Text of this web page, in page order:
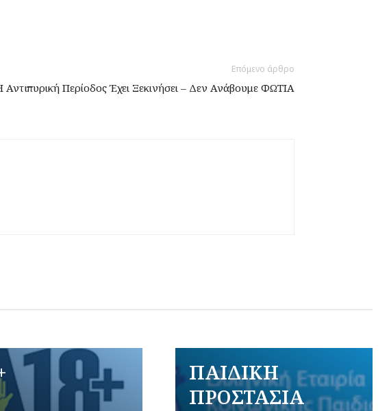
Επόμενο άρθρο
Αντιπυρική Περίοδος Έχει Ξεκινήσει – Δεν Ανάβουμε ΦΩΤΙΑ
ΠΑΙΔΙΚΗ
ΠΡΟΣΤΑΣΙΑ